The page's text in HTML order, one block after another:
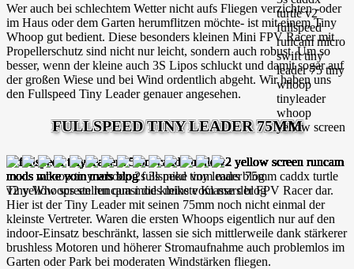
Wer auch bei schlechtem Wetter nicht aufs Fliegen verzichten -oder
im Haus oder dem Garten herumflitzen möchte- ist mit einem Tiny
Whoop gut bedient. Diese besonders kleinen Mini FPV Racer mit
Propellerschutz sind nicht nur leicht, sondern auch robust. Um so
besser, wenn der kleine auch 3S Lipos schluckt und damit sogar auf
der großen Wiese und bei Wind ordentlich abgeht. Wir haben uns
den Fullspeed Tiny Leader genauer angesehen.
FULLSPEED TINY LEADER 75MM
Tiny Whoops stellen quasi die kleinste Klasse der FPV Racer dar.
Hier ist der Tiny Leader mit seinen 75mm noch nicht einmal der
kleinste Vertreter. Waren die ersten Whoops eigentlich nur auf den
indoor-Einsatz beschränkt, lassen sie sich mittlerweile dank stärkerer
brushless Motoren und höherer Stromaufnahme auch problemlos im
Garten oder Park bei moderaten Windstärken fliegen.